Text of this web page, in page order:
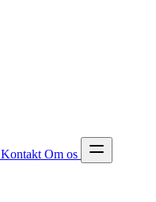
Kontakt Om os